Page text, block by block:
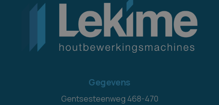
Gegevens
Gentsesteenweg 468-470